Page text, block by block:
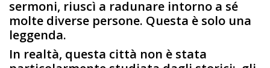
sermoni, riuscì a radunare intorno a sé
molte diverse persone. Questa è solo una
leggenda.
In realtà, questa città non è stata